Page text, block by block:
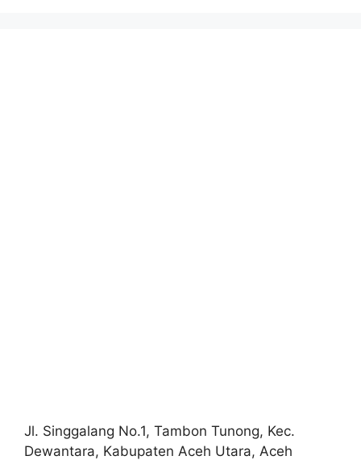
Jl. Singgalang No.1, Tambon Tunong, Kec.
Dewantara, Kabupaten Aceh Utara, Aceh